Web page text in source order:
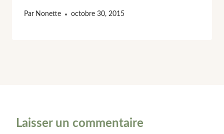
Par Nonette octobre 30, 2015
Laisser un commentaire